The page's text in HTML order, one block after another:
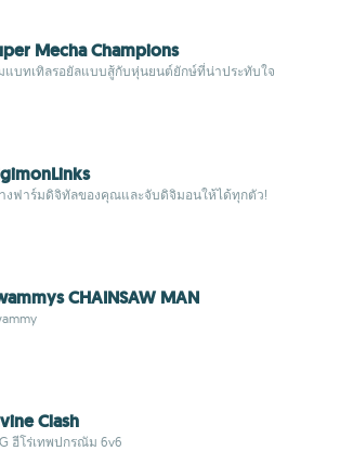
Mecha Champions
แบทเทิลรอยัลแบบสู้กับหุ่นยนต์ยักษ์ที่น่าประทับใจ
งฟาร์มดิจิทัลของคุณและจับดิจิมอนให้ได้ทุกตัว!
CHAINSAW MAN
Clash
ฮีโร่เทพปกรณัม 6v6